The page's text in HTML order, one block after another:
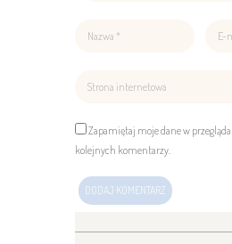
Zapamiętaj moje dane w
kolejnych komentarzy.